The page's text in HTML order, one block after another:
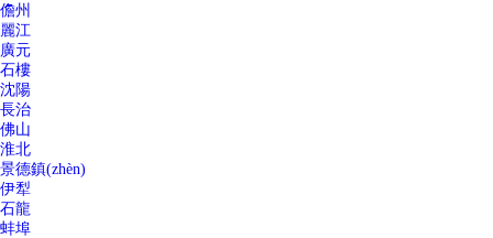
儋州
麗江
廣元
石樓
沈陽
長治
佛山
淮北
景德鎮(zhèn)
伊犁
石龍
蚌埠